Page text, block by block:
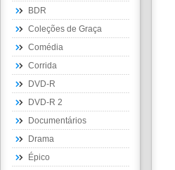
BDR
Coleções de Graça
Comédia
Corrida
DVD-R
DVD-R 2
Documentários
Drama
Épico